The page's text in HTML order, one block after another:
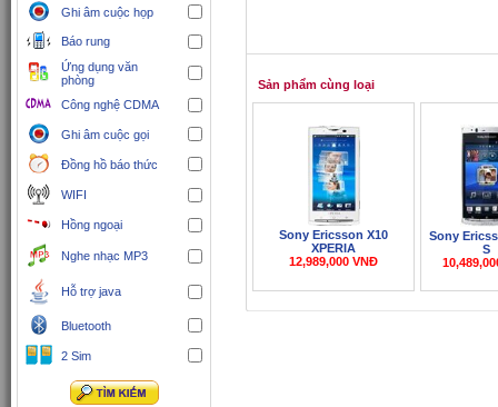
Ghi âm cuộc họp
Báo rung
Ứng dụng văn
phòng
Công nghệ CDMA
Ghi âm cuộc gọi
Đồng hồ báo thức
WIFI
Hồng ngoại
Nghe nhạc MP3
Hỗ trợ java
Bluetooth
2 Sim
Sản phẩm cùng loại
Sony Ericsson X10
XPERIA
12,989,000 VNĐ
Sony
S